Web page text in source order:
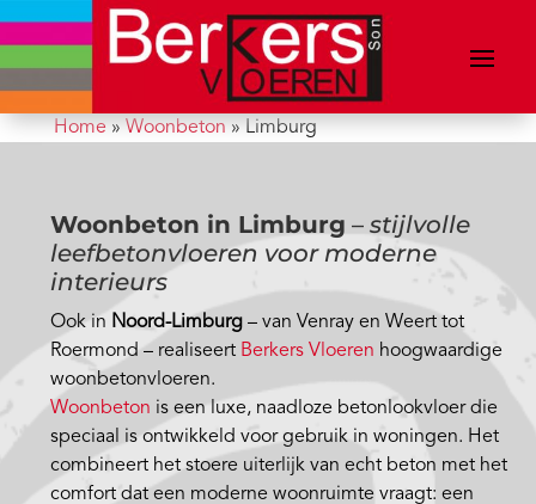
Home» Woonbeton » Limburg
Woonbeton in Limburg – stijlvolle
leefbetonvloeren voor moderne
interieurs
Ook in Noord-Limburg – van Venray en Weert tot
Roermond – realiseert Berkers Vloeren hoogwaardige
woonbetonvloeren.
Woonbeton is een luxe, naadloze betonlookvloer die
speciaal is ontwikkeld voor gebruik in woningen. Het
combineert het stoere uiterlijk van echt beton met het
comfort dat een moderne woonruimte vraagt: een